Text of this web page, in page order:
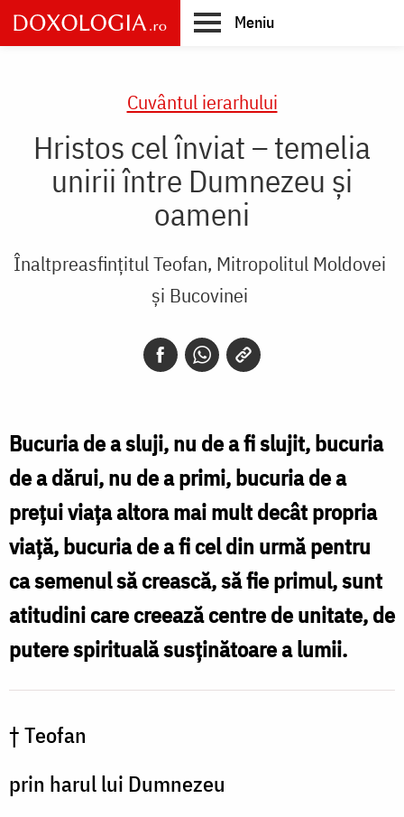
Skip
to
main
Meniu
Cuvântul ierarhului
Hristos cel înviat – temelia
unirii între Dumnezeu şi
oameni
Înaltpreasfințitul Teofan, Mitropolitul Moldovei
și Bucovinei
Bucuria de a sluji, nu de a fi slujit, bucuria
de a dărui, nu de a primi, bucuria de a
preţui viaţa altora mai mult decât propria
viaţă, bucuria de a fi cel din urmă pentru
ca semenul să crească, să fie primul, sunt
atitudini care creează centre de unitate, de
putere spirituală susţinătoare a lumii.
† Teofan
prin harul lui Dumnezeu